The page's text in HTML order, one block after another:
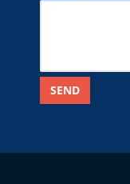
SEND